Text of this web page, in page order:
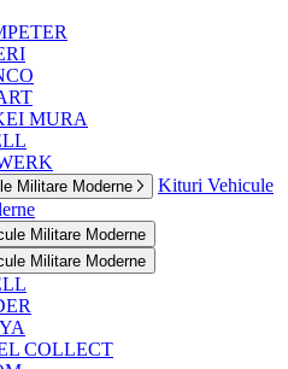
MURA
Militare Moderne
Kituri Vehicule
Militare Moderne
Militare Moderne
COLLECT